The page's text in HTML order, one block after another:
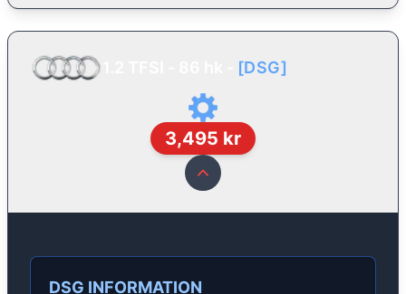
[DSG]
3,495 kr
DSG INFORMATION